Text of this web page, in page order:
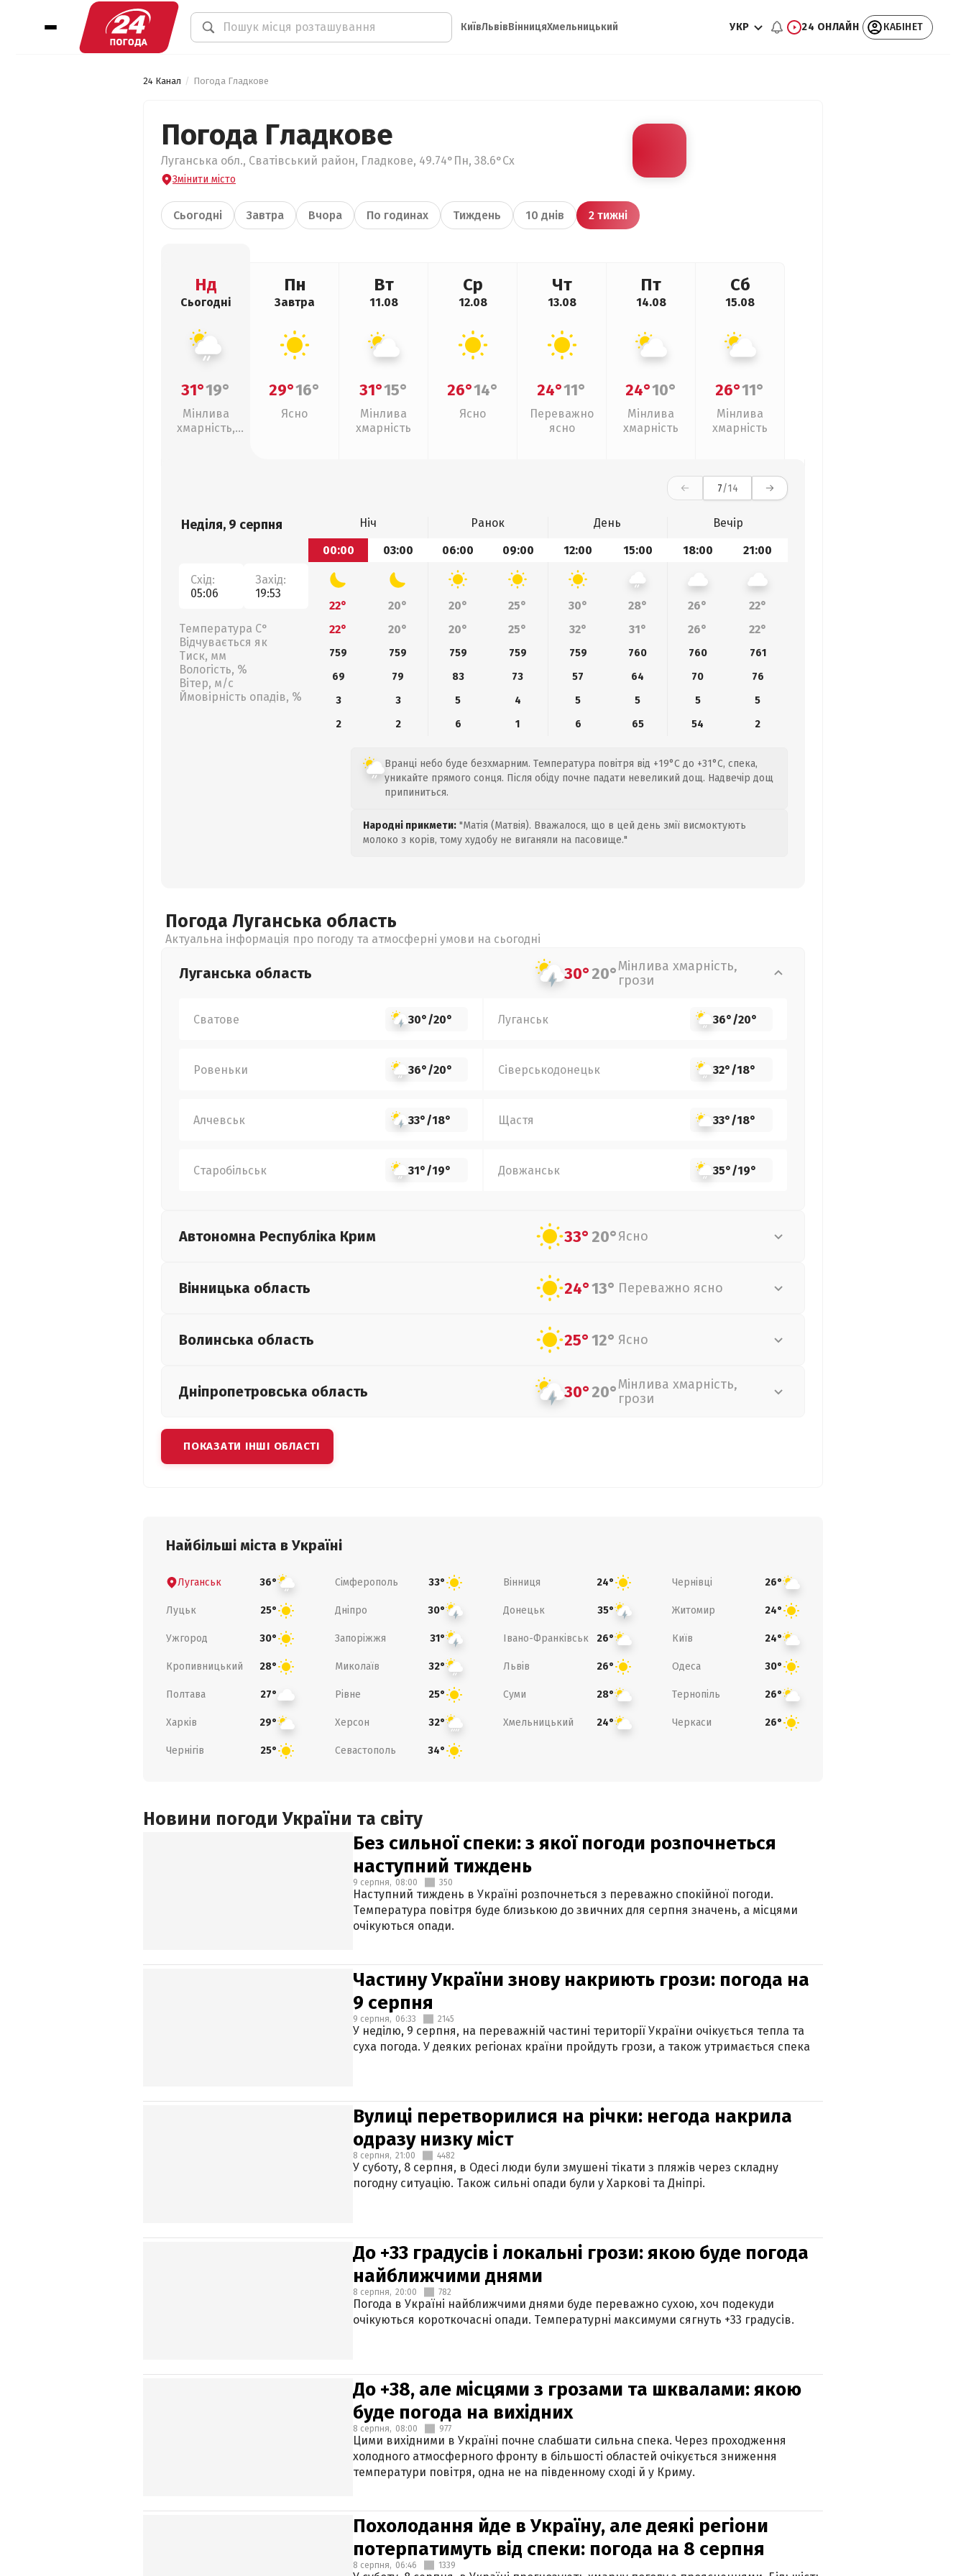
КиївЛьвівВінницяХмельницький УКР 24 ОНЛАЙН КАБІНЕТ
24 Канал Погода Гладкове
Погода Гладкове
Луганська обл., Сватівський район, Гладкове, 49.74°Пн, 38.6°Сх
Змінити місто
Сьогодні Завтра Вчора По годинах Тиждень 10 днів 2 тижні
Нд
Сьогодні
31°19°
Мінлива
хмарність,
Пн
Завтра
29°16°
Ясно
Вт
11.08
31°15°
Мінлива
хмарність
Ср
12.08
26°14°
Ясно
Чт
13.08
24°11°
Переважно
ясно
Пт
14.08
24°10°
Мінлива
хмарність
Сб
15.08
26°11°
Мінлива
хмарність
7/14
Неділя, 9 серпня
Схід:
05:06
Захід:
19:53
Температура С°
Відчувається як
Тиск, мм
Вологість, %
Вітер, м/с
Ймовірність опадів, %
Ніч Ранок День
Вечір
00:00
03:00 06:00 09:00 12:00 15:00 18:00 21:00
22° 20° 20° 25° 30° 28° 26°
22°
22°
20° 20° 25° 32° 31° 26° 22°
759 759 759 759 759 760 760
761
69
79 83 73 57 64 70
76
3
3 5 4 5 5 5
5
2
2 6 1 6 65 54 2
Вранці небо буде безхмарним. Температура повітря від +19°C до +31°C, спека,
уникайте прямого сонця. Після обіду почне падати невеликий дощ. Надвечір дощ
припиниться.
Народні прикмети: "Матія (Матвія). Вважалося, що в цей день змії висмоктують
молоко з корів, тому худобу не виганяли на пасовище."
Погода Луганська область
Актуальна інформація про погоду та атмосферні умови на сьогодні
Луганська область 30°20°Мінлива хмарність,
грози
Сватове 30°/20° Луганськ 36°/20°
Ровеньки 36°/20° Сіверськодонецьк 32°/18°
Алчевськ 33°/18° Щастя 33°/18°
Старобільськ 31°/19° Довжанськ 35°/19°
Автономна Республіка Крим 33°20°Ясно
Вінницька область 24°13° Переважно ясно
Волинська область 25°12° Ясно
Дніпропетровська область 30°20°Мінлива хмарність,
грози
ПОКАЗАТИ ІНШІ ОБЛАСТІ
Найбільші міста в Україні
Луганськ 36° Сімферополь 33° Вінниця 24° Чернівці 26°
Луцьк 25° Дніпро 30° Донецьк 35° Житомир 24°
Ужгород 30° Запоріжжя 31° Івано-Франківськ 26° Київ 24°
Кропивницький 28° Миколаїв 32° Львів 26° Одеса 30°
Полтава 27° Рівне 25° Суми 28° Тернопіль 26°
Харків 29° Херсон 32° Хмельницький 24° Черкаси 26°
Чернігів 25° Севастополь 34°
Новини погоди України та світу
Без сильної спеки: з якої погоди розпочнеться
наступний тиждень
9 серпня, 08:00 350
Наступний тиждень в Україні розпочнеться з переважно спокійної погоди.
Температура повітря буде близькою до звичних для серпня значень, а місцями
очікуються опади.
Частину України знову накриють грози: погода на
9 серпня
9 серпня, 06:33 2145
У неділю, 9 серпня, на переважній частині території України очікується тепла та
суха погода. У деяких регіонах країни пройдуть грози, а також утримається спека
Вулиці перетворилися на річки: негода накрила
одразу низку міст
8 серпня, 21:00 4482
У суботу, 8 серпня, в Одесі люди були змушені тікати з пляжів через складну
погодну ситуацію. Також сильні опади були у Харкові та Дніпрі.
До +33 градусів і локальні грози: якою буде погода
найближчими днями
8 серпня, 20:00 782
Погода в Україні найближчими днями буде переважно сухою, хоч подекуди
очікуються короткочасні опади. Температурні максимуми сягнуть +33 градусів.
До +38, але місцями з грозами та шквалами: якою
буде погода на вихідних
8 серпня, 08:00 977
Цими вихідними в Україні почне слабшати сильна спека. Через проходження
холодного атмосферного фронту в більшості областей очікується зниження
температури повітря, одна не на південному сході й у Криму.
Похолодання йде в Україну, але деякі регіони
потерпатимуть від спеки: погода на 8 серпня
8 серпня, 06:46 1339